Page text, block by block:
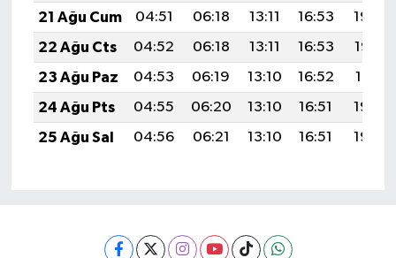
21 Ağu Cum
04:51 06:18 13:11 16:53
19:54
22 Ağu Cts
04:52 06:18 13:11 16:53
19:53
23 Ağu Paz
04:53 06:19 13:10 16:52
19:51
24 Ağu Pts
04:55 06:20 13:10 16:51
19:50
25 Ağu Sal
04:56 06:21 13:10 16:51 19:49